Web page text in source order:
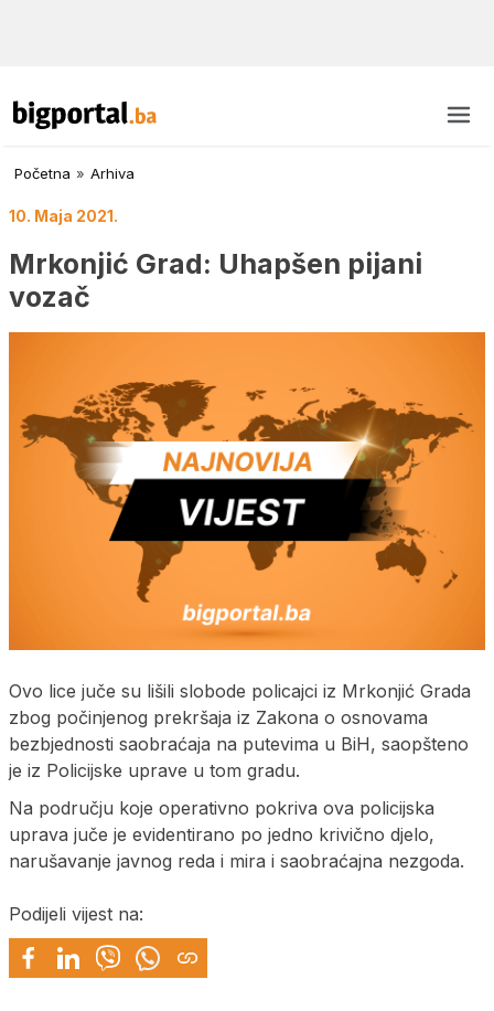
Početna » Arhiva
10. Maja 2021.
Mrkonjić Grad: Uhapšen pijani
vozač
Ovo lice juče su lišili slobode policajci iz Mrkonjić Grada
zbog počinjenog prekršaja iz Zakona o osnovama
bezbjednosti saobraćaja na putevima u BiH, saopšteno
je iz Policijske uprave u tom gradu.
Na području koje operativno pokriva ova policijska
uprava juče je evidentirano po jedno krivično djelo,
narušavanje javnog reda i mira i saobraćajna nezgoda.
Podijeli vijest na: